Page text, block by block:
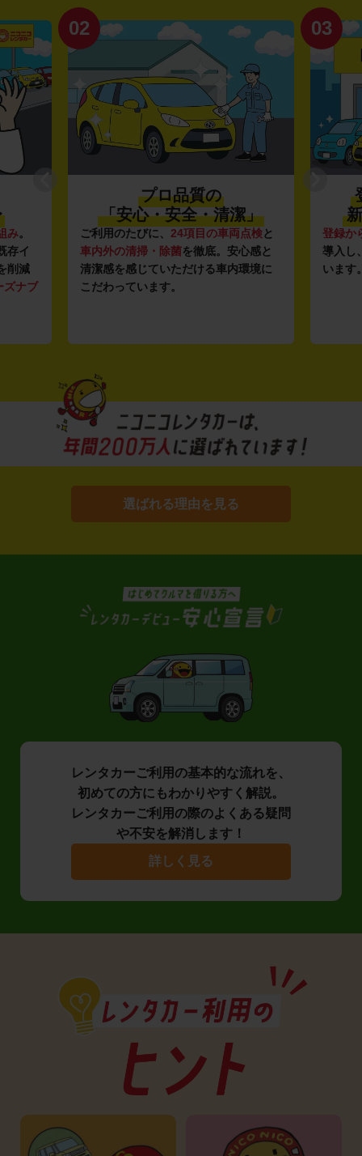
み。
存イ
削減
ズナブ
02
プロ品質の
「安心・安全・清潔」
ご利用のたびに、 24項目の車両点検と
車内外の清掃・除菌を徹底。安心感と
清潔感を感じていただける車内環境に
こだわっています。
03
登録か
導入し
います
選ばれる理由を見る
レンタカーご利用の基本的な流れを、
初めての方にもわかりやすく解説。
レンタカーご利用の際のよくある疑問
や不安を解消します！
詳しく見る